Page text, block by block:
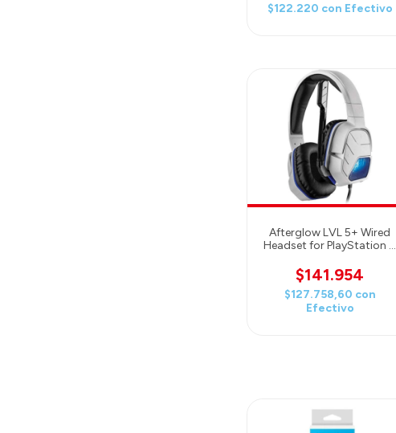
$122.220 con Efectivo
Afterglow LVL 5+ Wired
Headset for PlayStation 4
$141.954
$127.758,60 con
Efectivo